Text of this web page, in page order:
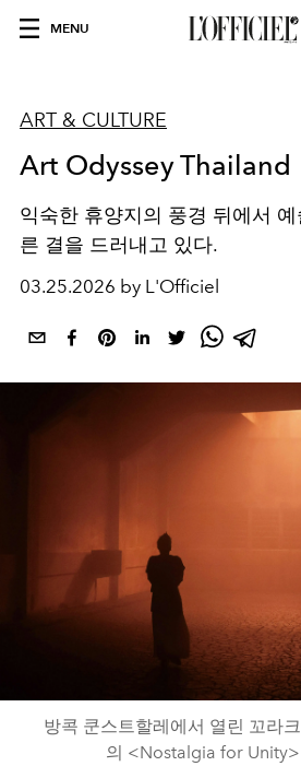
MENU
ART & CULTURE
Art Odyssey Thailand
익숙한 휴양지의 풍경 뒤에서
른 결을 드러내고 있다.
03.25.2026 by L'Officiel
방콕 쿤스트할레에서 열린 꼬라
의 <Nostalgia for Unity>